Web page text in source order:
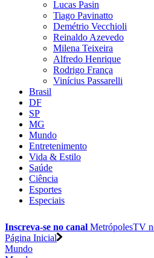
Lucas Pasin
Tiago Pavinatto
Demétrio Vecchioli
Reinaldo Azevedo
Milena Teixeira
Alfredo Henrique
Rodrigo França
Vinícius Passarelli
Brasil
DF
SP
MG
Mundo
Entretenimento
Vida & Estilo
Saúde
Ciência
Esportes
Especiais
Inscreva-se no canal MetrópolesTV
Página Inicial
Mundo